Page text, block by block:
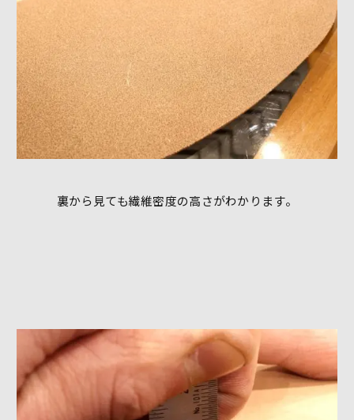
裏から見ても繊維密度の高さがわかります。